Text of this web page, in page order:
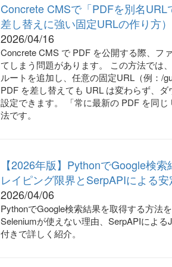
Concrete CMSで「PDFを別名
差し替えに強い固定URLの作り方）
2026/04/16
Concrete CMS で PDF を公開する際、フ
てしまう問題があります。 この方法では
ルートを追加し、任意の固定URL（例：/
PDF を差し替えても URL は変わらず、
設定できます。 「常に最新の PDF を同
法です。
【2026年版】PythonでGoogle検
レイピング限界とSerpAPIによる
2026/04/06
PythonでGoogle検索結果を取得する方法
Seleniumが使えない理由、SerpAPIによ
付きで詳しく紹介。